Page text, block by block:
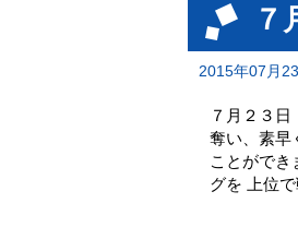
７
2015年07月
７月２３
奪い、素早
ことができ
グを 上位